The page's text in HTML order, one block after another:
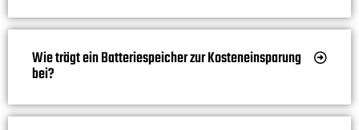
Wie trägt ein Batteriespeicher zur Kosteneinsparung
bei?